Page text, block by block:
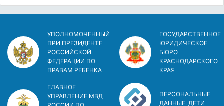
УПОЛНОМОЧЕННЫЙ
ПРИ ПРЕЗИДЕНТЕ
РОССИЙСКОЙ
ФЕДЕРАЦИИ ПО
ПРАВАМ РЕБЕНКА
ГЛАВНОЕ
УПРАВЛЕНИЕ МВД
ГОСУДАРСТВЕННОЕ
ЮРИДИЧЕСКОЕ
БЮРО
КРАСНОДАРСКОГО
КРАЯ
ПЕРСОНАЛЬНЫЕ
ДАННЫЕ. ДЕТИ